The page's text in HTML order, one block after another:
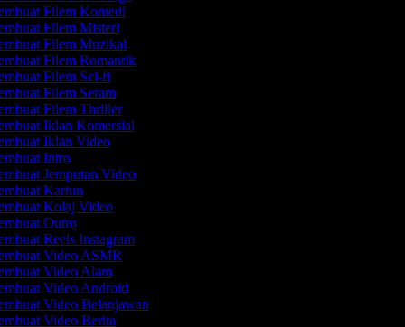
Filem Komedi
Filem Misteri
Filem Muzikal
Filem Romantik
Filem Sci-fi
Filem Seram
Filem Thriller
Iklan Komersial
Iklan Video
Intro
Jemputan Video
Kartun
Kolaj Video
Outro
Reels Instagram
Video ASMR
Video Alam
Video Android
Video Belanjawan
Video Berita